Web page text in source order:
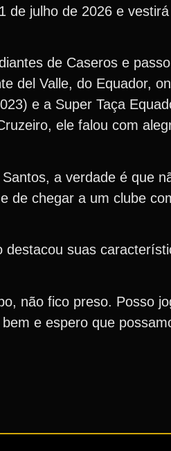
de julho de 2026 e
de Caseros e
del Valle, do Equador,
e a Super Taça
ele falou com
a verdade é que
de chegar a um clube
destacou suas
não fico preso. Posso
e espero que